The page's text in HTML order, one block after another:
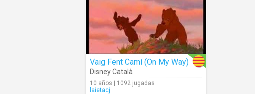
Vaig Fent Camí (On My Way)
Disney Català
10 años | 1092 jugadas
laietacj